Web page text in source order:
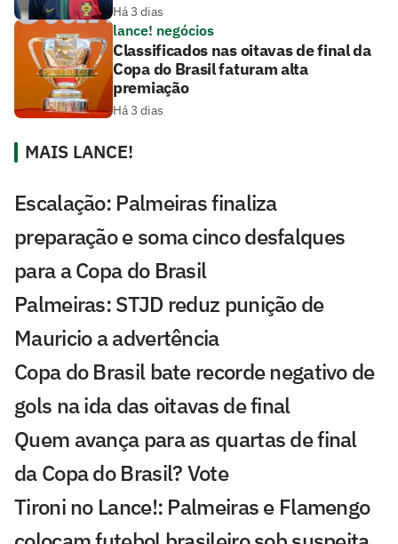
Há 3 dias
lance! negócios
Classificados nas oitavas de final da
Copa do Brasil faturam alta
premiação
Há 3 dias
MAIS LANCE!
Escalação: Palmeiras finaliza
preparação e soma cinco desfalques
para a Copa do Brasil
Palmeiras: STJD reduz punição de
Mauricio a advertência
Copa do Brasil bate recorde negativo de
gols na ida das oitavas de final
Quem avança para as quartas de final
da Copa do Brasil? Vote
Tironi no Lance!: Palmeiras e Flamengo